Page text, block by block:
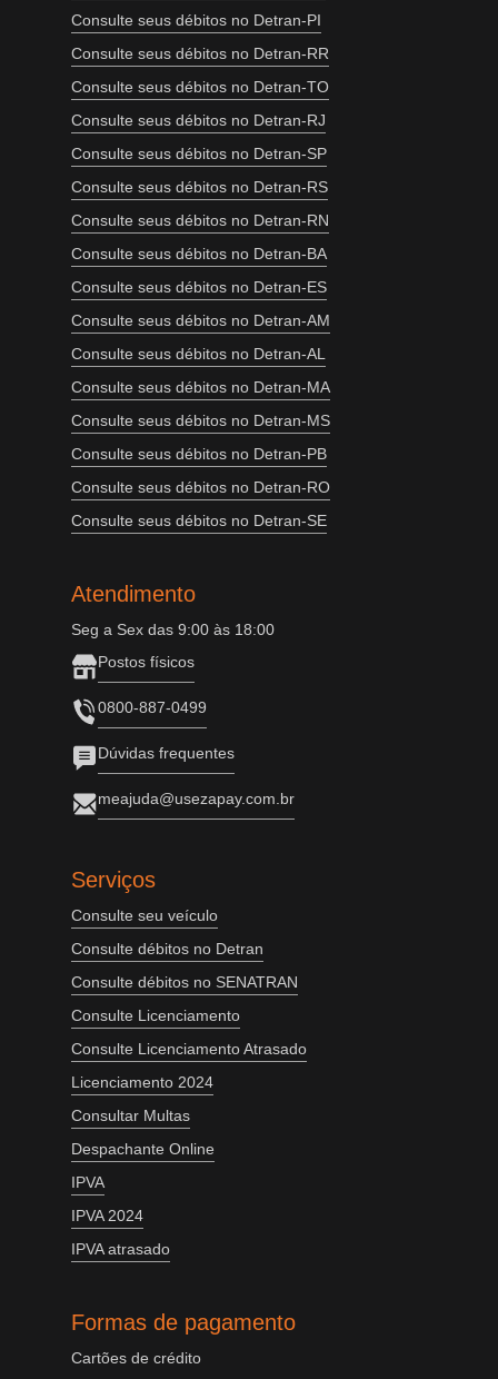
Consulte seus débitos no Detran-PI
Consulte seus débitos no Detran-RR
Consulte seus débitos no Detran-TO
Consulte seus débitos no Detran-RJ
Consulte seus débitos no Detran-SP
Consulte seus débitos no Detran-RS
Consulte seus débitos no Detran-RN
Consulte seus débitos no Detran-BA
Consulte seus débitos no Detran-ES
Consulte seus débitos no Detran-AM
Consulte seus débitos no Detran-AL
Consulte seus débitos no Detran-MA
Consulte seus débitos no Detran-MS
Consulte seus débitos no Detran-PB
Consulte seus débitos no Detran-RO
Consulte seus débitos no Detran-SE
Atendimento
Seg a Sex das 9:00 às 18:00
Postos físicos
0800-887-0499
Dúvidas frequentes
meajuda@usezapay.com.br
Serviços
Consulte seu veículo
Consulte débitos no Detran
Consulte débitos no SENATRAN
Consulte Licenciamento
Consulte Licenciamento Atrasado
Licenciamento 2024
Consultar Multas
Despachante Online
IPVA
IPVA 2024
IPVA atrasado
Formas de pagamento
Cartões de crédito